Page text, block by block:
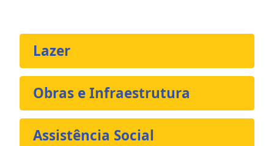
Lazer
Obras e Infraestrutura
Assistência Social